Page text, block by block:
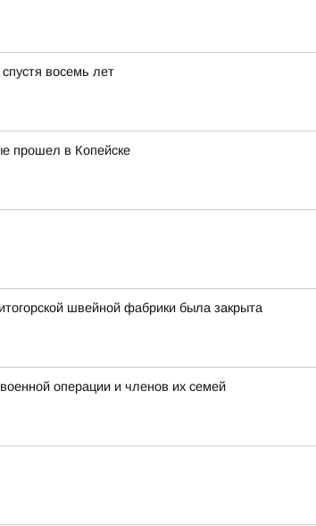
восемь лет
прошел в Копейске
швейной фабрики была закрыта
операции и членов их семей